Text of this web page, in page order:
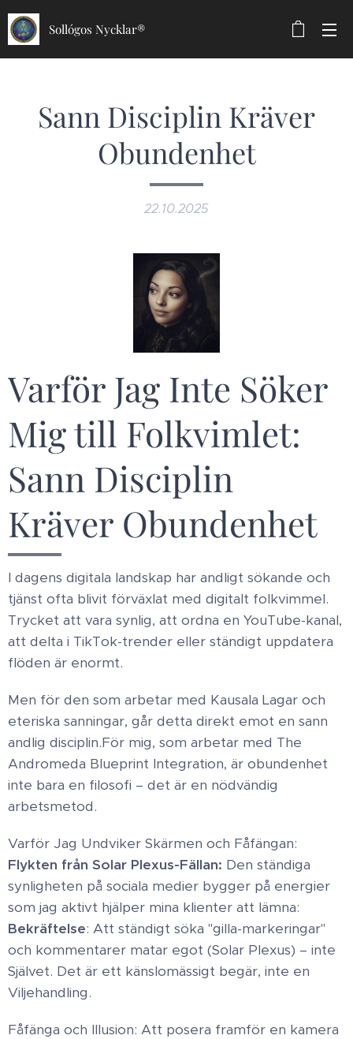
Sollógos Nycklar®
Sann Disciplin Kräver
Obundenhet
22.10.2025
Varför Jag Inte Söker
Mig till Folkvimlet ​:
Sann Disciplin
Kräver Obundenhet
​I dagens digitala landskap har andligt sökande och
tjänst ofta blivit förväxlat med digitalt folkvimmel.
Trycket att vara synlig, att ordna en YouTube-kanal,
att delta i TikTok-trender eller ständigt uppdatera
flöden är enormt.
Men för den som arbetar med Kausala Lagar och
eteriska sanningar, går detta direkt emot en sann
andlig disciplin. ​För mig, som arbetar med The
Andromeda Blueprint Integration, är obundenhet
inte bara en filosofi – det är en nödvändig
arbetsmetod. ​
Varför Jag Undviker Skärmen och Fåfängan: ​
Flykten från Solar Plexus-Fällan: Den ständiga
synligheten på sociala medier bygger på energier
som jag aktivt hjälper mina klienter att lämna: ​
Bekräftelse: Att ständigt söka "gilla-markeringar"
och kommentarer matar egot (Solar Plexus) – inte
Självet. Det är ett känslomässigt begär, inte en
Viljehandling. ​
Fåfänga och Illusion: Att posera framför en kamera